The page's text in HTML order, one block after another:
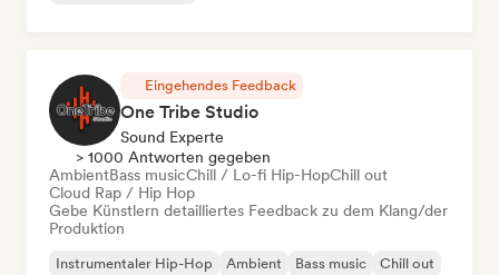
Eingehendes Feedback
One Tribe Studio
Sound Experte
> 1000 Antworten gegeben
AmbientBass musicChill / Lo-fi Hip-HopChill out
Cloud Rap / Hip Hop
Gebe Künstlern detailliertes Feedback zu dem Klang/der
Produktion
Instrumentaler Hip-Hop Ambient Bass music Chill out